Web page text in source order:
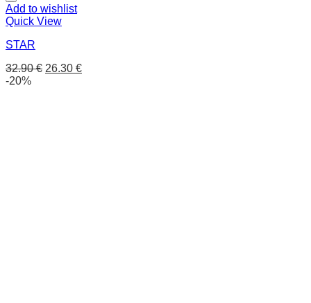
Add to wishlist
Quick View
STAR
32.90€ 26.30 €
-20%